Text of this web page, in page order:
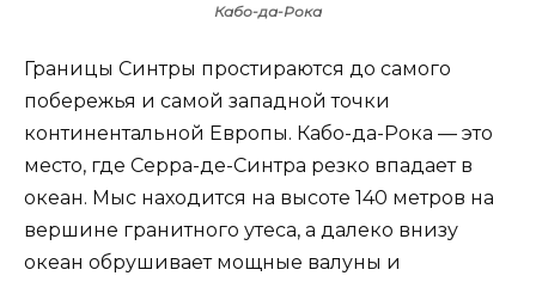
Кабо-да-Рока
Границы Синтры простираются до самого
побережья и самой западной точки
континентальной Европы. Кабо-да-Рока — это
место, где Серра-де-Синтра резко впадает в
океан. Мыс находится на высоте 140 метров на
вершине гранитного утеса, а далеко внизу
океан обрушивает мощные валуны и